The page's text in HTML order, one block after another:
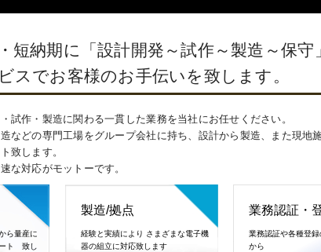
短納期に「設計開発～試作～製造～
スでお客様のお手伝いを致します。
試作・製造に関わる一貫した業務を当社にお任せください。
などの専門工場をグループ会社に持ち、設計から製造、また現地
致します。
な対応がモットーです。
ら量産に
ト 致し
製造/拠点
経験と実績により さまざまな電子機
器の組立に対応致します
業務認証・
業務認証や各種登
から